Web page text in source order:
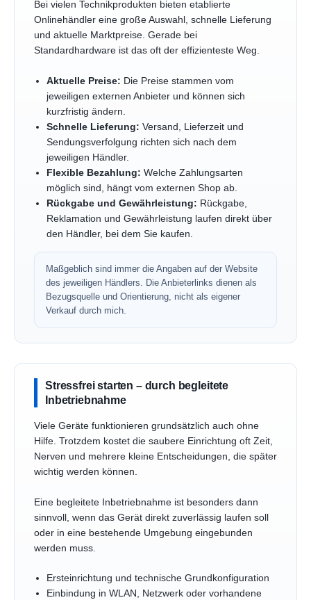
Bei vielen Technikprodukten bieten etablierte
Onlinehändler eine große Auswahl, schnelle Lieferung
und aktuelle Marktpreise. Gerade bei
Standardhardware ist das oft der effizienteste Weg.
Aktuelle Preise: Die Preise stammen vom
jeweiligen externen Anbieter und können sich
kurzfristig ändern.
Schnelle Lieferung: Versand, Lieferzeit und
Sendungsverfolgung richten sich nach dem
jeweiligen Händler.
Flexible Bezahlung: Welche Zahlungsarten
möglich sind, hängt vom externen Shop ab.
Rückgabe und Gewährleistung: Rückgabe,
Reklamation und Gewährleistung laufen direkt über
den Händler, bei dem Sie kaufen.
Maßgeblich sind immer die Angaben auf der Website
des jeweiligen Händlers. Die Anbieterlinks dienen als
Bezugsquelle und Orientierung, nicht als eigener
Verkauf durch mich.
Stressfrei starten – durch begleitete
Inbetriebnahme
Viele Geräte funktionieren grundsätzlich auch ohne
Hilfe. Trotzdem kostet die saubere Einrichtung oft Zeit,
Nerven und mehrere kleine Entscheidungen, die später
wichtig werden können.
Eine begleitete Inbetriebnahme ist besonders dann
sinnvoll, wenn das Gerät direkt zuverlässig laufen soll
oder in eine bestehende Umgebung eingebunden
werden muss.
Ersteinrichtung und technische Grundkonfiguration
Einbindung in WLAN, Netzwerk oder vorhandene